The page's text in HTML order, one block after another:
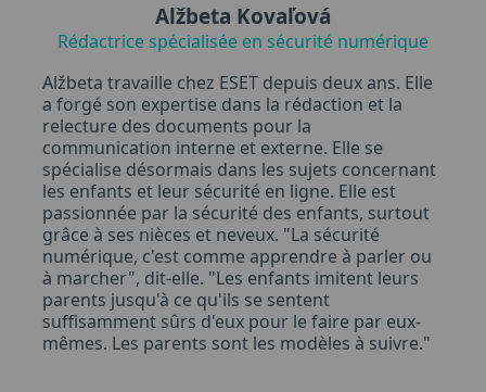
Alžbeta Kovaľová
Rédactrice spécialisée en sécurité numérique
Alžbeta travaille chez ESET depuis deux ans. Elle
a forgé son expertise dans la rédaction et la
relecture des documents pour la
communication interne et externe. Elle se
spécialise désormais dans les sujets concernant
les enfants et leur sécurité en ligne. Elle est
passionnée par la sécurité des enfants, surtout
grâce à ses nièces et neveux. "La sécurité
numérique, c'est comme apprendre à parler ou
à marcher", dit-elle. "Les enfants imitent leurs
parents jusqu'à ce qu'ils se sentent
suffisamment sûrs d'eux pour le faire par eux-
mêmes. Les parents sont les modèles à suivre."